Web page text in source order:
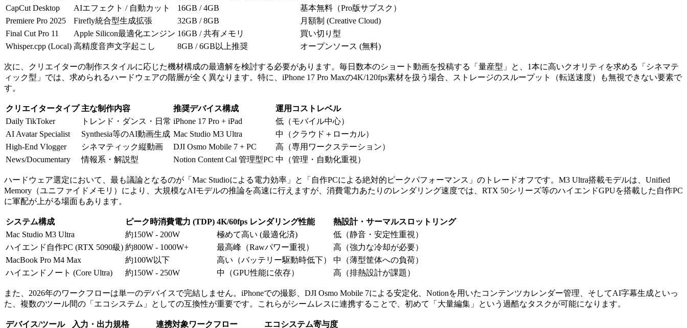
CapCut Desktop
AIエフェクト / 自動カット 16GB / 4GB
基本無料（Pro版サブスク）
Premiere Pro 2025
Firefly統合型生成拡張 32GB / 8GB
月額制 (Creative Cloud)
Final Cut Pro 11
Apple Silicon最適化エンジン 16GB / 共有メモリ
買い切り型
Whisper.cpp (Local) 高精度音声文字起こし 8GB / 6GB以上推奨 オープンソース (無料)
次に、クリエイターの制作スタイルに応じた機材構成の最適解を検討する必要があります。毎日数本のショート動画を投稿する「量産型」と、1本に高いクオリティを求める「シネマテ
ィック型」では、求められるハードウェアの階層が全く異なります。特に、iPhone 17 Pro Maxの4K/120fps素材を扱う場合、ストレージのスループット（転送速度）も無視できない要素で
す。
クリエイタータイプ 主な制作内容 推奨デバイス構成
運用コストレベル
Daily TikToker
トレンド・ダンス・日常 iPhone 17 Pro + iPad
低（モバイル中心）
AI Avatar Specialist
Synthesia等のAI動画生成 Mac Studio M3 Ultra
中（クラウド＋ローカル）
High-End Vlogger
シネマティック縦動画 DJI Osmo Mobile 7 + PC
高（専用ワークステーション）
News/Documentary
情報系・解説型 Notion Content Cal 管理型PC 中（管理・自動化重視）
ハードウェア選定において、最も議論となるのが「Mac Studioによる電力効率」と「自作PCによる絶対的ピークパフォーマンス」のトレードオフです。M3 Ultra搭載モデルは、Unified
Memory（ユニファイドメモリ）により、大規模なAIモデルの推論を高速に行えますが、消費電力あたりのレンダリング速度では、RTX 50シリーズ等のハイエンドGPUを搭載した自作PC
に軍配が上がる場面もあります。
システム構成 ピーク時消費電力 (TDP) 4K/60fps レンダリング性能
熱設計・サーマルスロットリング
Mac Studio M3 Ultra
約150W - 200W 極めて高い (最適化済)
低（静音・安定性重視）
ハイエンド自作PC (RTX 5090級) 約800W - 1000W+ 最高峰（Rawパワー重視）
高（強力な冷却が必要）
MacBook Pro M4 Max
約100W以下 高い（バッテリー駆動時低下）
中（薄型筐体への負荷）
ハイエンドノート (Core Ultra)
約150W - 250W 中（GPU性能に依存） 高（排熱設計が課題）
また、2026年のワークフローは単一のデバイスで完結しません。iPhoneでの撮影、DJI Osmo Mobile 7による安定化、Notionを用いたコンテンツカレンダー管理、そしてAI字幕生成といっ
た、複数のツール間の「エコシステム」としての互換性が重要です。これらがシームレスに連携することで、初めて「大量編集」という過酷なタスクが可能になります。
デバイス/ツール 入力・出力規格 連携対象ワークフロー エコシステム寄与度